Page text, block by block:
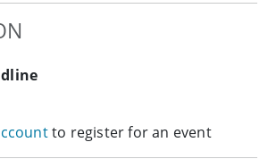
to register for an event